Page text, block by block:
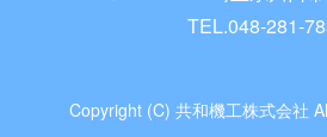
TEL.048-281-
Copyright (C) 共和機工株式会社